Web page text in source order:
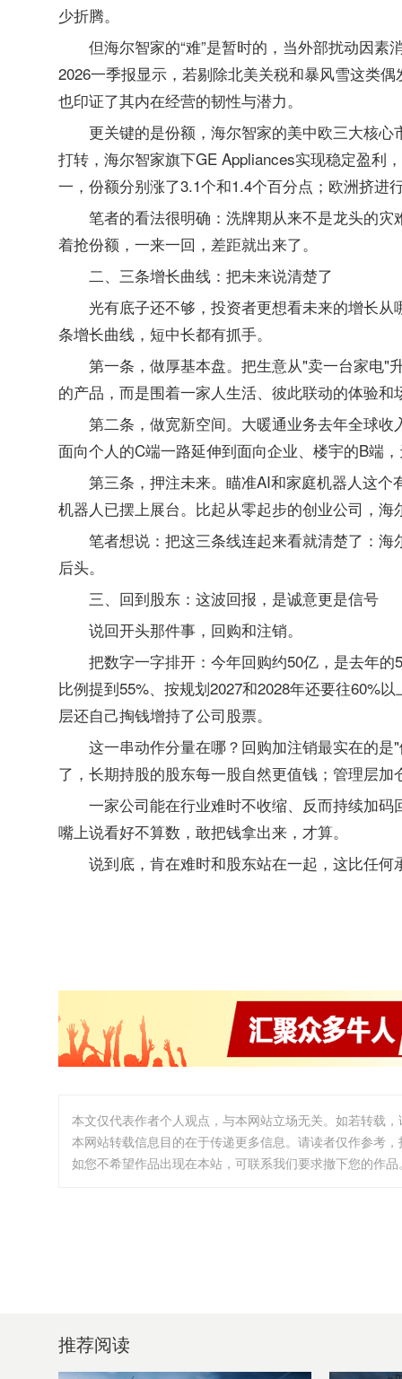
少折腾。
但海尔智家的“难”是暂时的，当外部扰动因
2026一季报显示，若剔除北美关税和暴风雪这类
也印证了其内在经营的韧性与潜力。
更关键的是份额，海尔智家的美中欧三大核
打转，海尔智家旗下GE Appliances实现稳定盈利
一，份额分别涨了3.1个和1.4个百分点；欧洲挤进
笔者的看法很明确：洗牌期从来不是龙头的
着抢份额，一来一回，差距就出来了。
二、三条增长曲线：把未来说清楚了
光有底子还不够，投资者更想看未来的增长
条增长曲线，短中长都有抓手。
第一条，做厚基本盘。把生意从"卖一台家电"
的产品，而是围着一家人生活、彼此联动的体验和
第二条，做宽新空间。大暖通业务去年全球
面向个人的C端一路延伸到面向企业、楼宇的B端
第三条，押注未来。瞄准AI和家庭机器人这
机器人已摆上展台。比起从零起步的创业公司，
笔者想说：把这三条线连起来看就清楚了：
后头。
三、回到股东：这波回报，是诚意更是信号
说回开头那件事，回购和注销。
把数字一字排开：今年回购约50亿，是去年
比例提到55%、按规划2027和2028年还要往60%
层还自己掏钱增持了公司股票。
这一串动作分量在哪？回购加注销最实在的
了，长期持股的股东每一股自然更值钱；管理层
一家公司能在行业难时不收缩、反而持续加
嘴上说看好不算数，敢把钱拿出来，才算。
说到底，肯在难时和股东站在一起，这比任何
本文仅代表作者个人观点，与本网站立场无关。如若转载
本网站转载信息目的在于传递更多信息。请读者仅作参考
如您不希望作品出现在本站，可联系我们要求撤下您的作
推荐阅读